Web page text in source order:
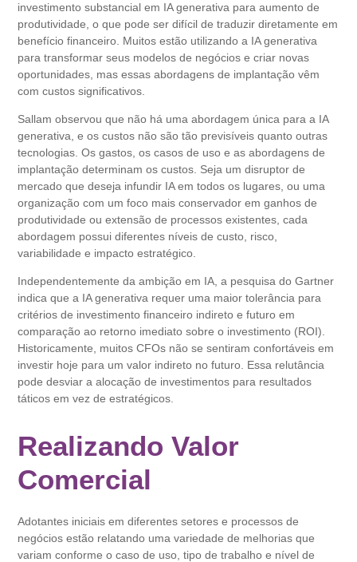
investimento substancial em IA generativa para aumento de
produtividade, o que pode ser difícil de traduzir diretamente em
benefício financeiro. Muitos estão utilizando a IA generativa
para transformar seus modelos de negócios e criar novas
oportunidades, mas essas abordagens de implantação vêm
com custos significativos.
Sallam observou que não há uma abordagem única para a IA
generativa, e os custos não são tão previsíveis quanto outras
tecnologias. Os gastos, os casos de uso e as abordagens de
implantação determinam os custos. Seja um disruptor de
mercado que deseja infundir IA em todos os lugares, ou uma
organização com um foco mais conservador em ganhos de
produtividade ou extensão de processos existentes, cada
abordagem possui diferentes níveis de custo, risco,
variabilidade e impacto estratégico.
Independentemente da ambição em IA, a pesquisa do Gartner
indica que a IA generativa requer uma maior tolerância para
critérios de investimento financeiro indireto e futuro em
comparação ao retorno imediato sobre o investimento (ROI).
Historicamente, muitos CFOs não se sentiram confortáveis em
investir hoje para um valor indireto no futuro. Essa relutância
pode desviar a alocação de investimentos para resultados
táticos em vez de estratégicos.
Realizando Valor
Comercial
Adotantes iniciais em diferentes setores e processos de
negócios estão relatando uma variedade de melhorias que
variam conforme o caso de uso, tipo de trabalho e nível de